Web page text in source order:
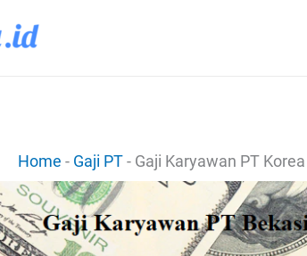
Home - Gaji PT- Gaji Karyawan PT